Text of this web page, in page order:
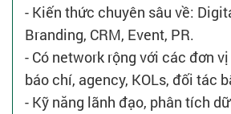
- Kiến thức chuyên sâu về:
Branding, CRM, Event, PR.
- Có network rộng với các đơn
báo chí, agency, KOLs, đối tác
- Kỹ năng lãnh đạo, phân tích